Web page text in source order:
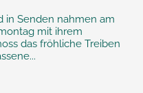
in Senden nahmen am
mit ihrem
das fröhliche Treiben